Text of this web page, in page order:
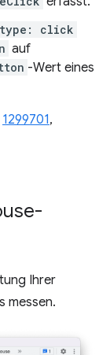
type: click
auf
-Wert eines
1299701,
Ihrer
messen.